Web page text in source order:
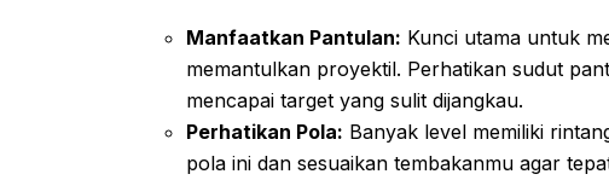
Manfaatkan Pantulan: Kunci utama untuk
memantulkan proyektil. Perhatikan sudut
mencapai target yang sulit dijangkau.
Perhatikan Pola: Banyak level memiliki
pola ini dan sesuaikan tembakanmu agar